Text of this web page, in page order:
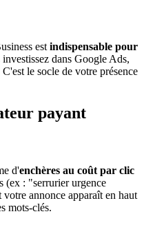
est indispensable pour
dans Google Ads,
le socle de votre présence
payant
d'enchères au coût par clic
(ex : "serrurier urgence
annonce apparaît en haut
mots-clés.